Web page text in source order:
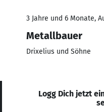
3 Jahre und 6 Monate,
Metallbauer
Drixelius und Söhne
Logg Dich jetzt